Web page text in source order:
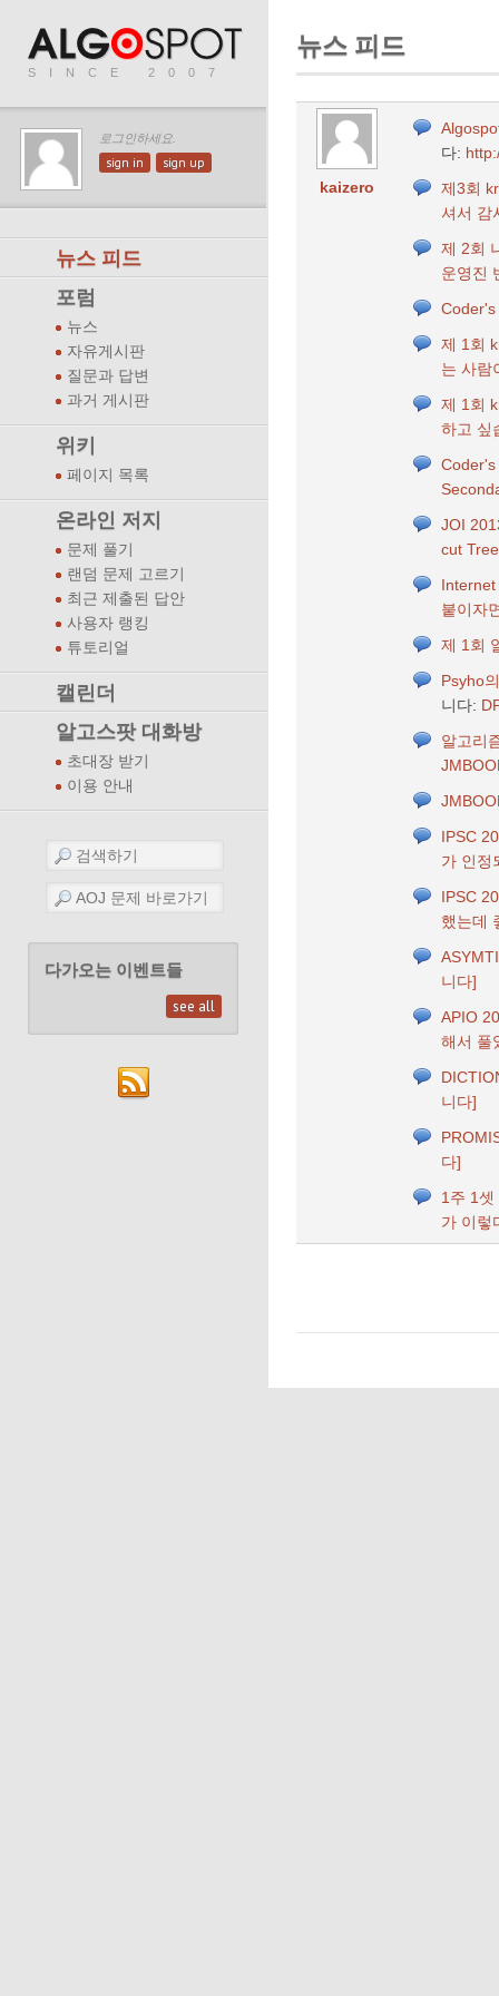
SINCE 2007
로그인하세요.
sign in sign up
뉴스 피드
포럼
뉴스
자유게시판
질문과 답변
과거 게시판
위키
페이지 목록
온라인 저지
문제 풀기
랜덤 문제 고르기
최근 제출된 답안
사용자 랭킹
튜토리얼
캘린더
알고스팟 대화방
초대장 받기
이용 안내
다가오는 이벤트들
see all
뉴스 피드
kaizero
다:
제3회
셔서 감
제 2회
운영진
제 1회
는 사람
제 1회
하고 싶
Coder's
JOI
cut
붙이자
제 1회
Psyho
니다:
알고리
IPSC
가 인정
IPSC
했는데
니다]
APIO
해서 풀
니다]
다]
1주 1셋
가 이렇